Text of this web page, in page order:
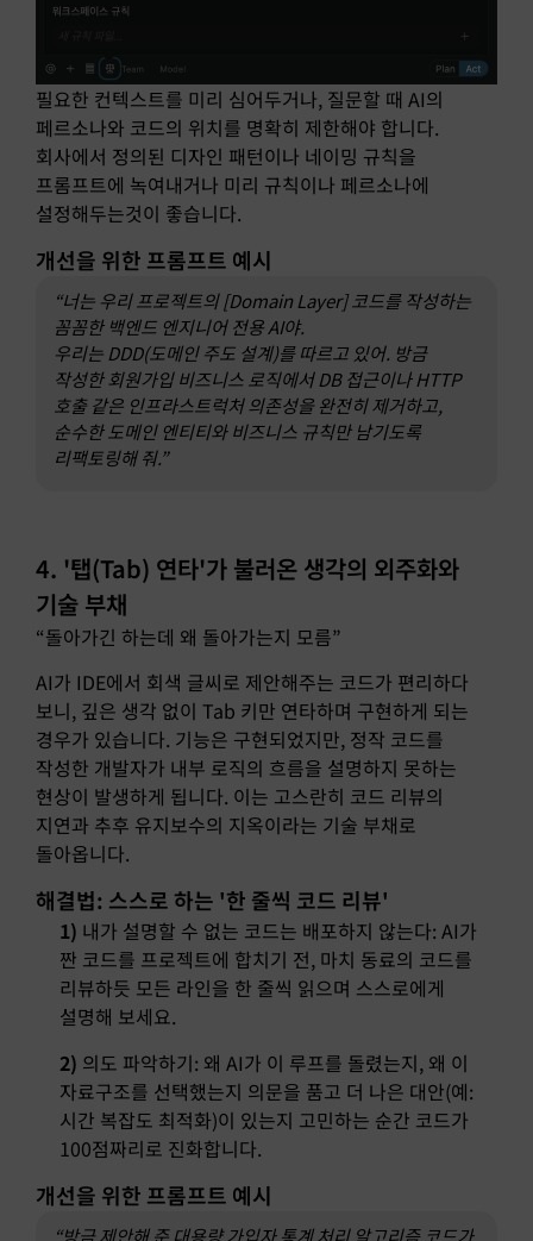
필요한 컨텍스트를 미리 심어두거나, 질문할 때 AI의
페르소나와 코드의 위치를 명확히 제한해야 합니다.
회사에서 정의된 디자인 패턴이나 네이밍 규칙을
프롬프트에 녹여내거나 미리 규칙이나 페르소나에
설정해두는것이 좋습니다.
개선을 위한 프롬프트 예시
“너는 우리 프로젝트의 [Domain Layer] 코드를 작성하는
꼼꼼한 백엔드 엔지니어 전용 AI야.
우리는 DDD(도메인 주도 설계)를 따르고 있어. 방금
작성한 회원가입 비즈니스 로직에서 DB 접근이나 HTTP
호출 같은 인프라스트럭처 의존성을 완전히 제거하고,
순수한 도메인 엔티티와 비즈니스 규칙만 남기도록
리팩토링해 줘.”
4. '탭(Tab) 연타'가 불러온 생각의 외주화와
기술 부채
“돌아가긴 하는데 왜 돌아가는지 모름”
AI가 IDE에서 회색 글씨로 제안해주는 코드가 편리하다
보니, 깊은 생각 없이 Tab 키만 연타하며 구현하게 되는
경우가 있습니다. 기능은 구현되었지만, 정작 코드를
작성한 개발자가 내부 로직의 흐름을 설명하지 못하는
현상이 발생하게 됩니다. 이는 고스란히 코드 리뷰의
지연과 추후 유지보수의 지옥이라는 기술 부채로
돌아옵니다.
해결법: 스스로 하는 '한 줄씩 코드 리뷰'
1) 내가 설명할 수 없는 코드는 배포하지 않는다: AI가
짠 코드를 프로젝트에 합치기 전, 마치 동료의 코드를
리뷰하듯 모든 라인을 한 줄씩 읽으며 스스로에게
설명해 보세요.
2) 의도 파악하기: 왜 AI가 이 루프를 돌렸는지, 왜 이
자료구조를 선택했는지 의문을 품고 더 나은 대안(예:
시간 복잡도 최적화)이 있는지 고민하는 순간 코드가
100점짜리로 진화합니다.
개선을 위한 프롬프트 예시
“방금 제안해 준 대용량 가입자 통계 처리 알고리즘 코드가